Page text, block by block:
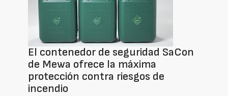
El contenedor de seguridad SaCon
de Mewa ofrece la máxima
protección contra riesgos de
incendio